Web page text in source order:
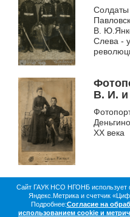
Солдаты
В.
Слева -
В. И.
XX века
О библиотеке
Документы в оцифровке
Сайт ГАУК НСО НГОНБ использует
Яндекс.Метрика и счетчик
Подробнее:Согласие на
использованием cookie и